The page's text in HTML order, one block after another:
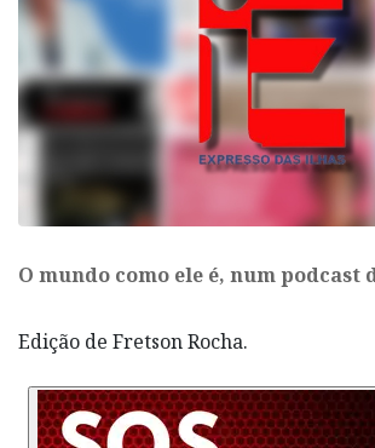
O mundo como ele é, num podcast
Edição de Fretson Rocha.